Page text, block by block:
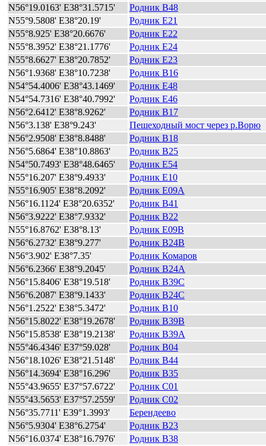
N56°19.0163' E38°31.5715'
Родник B48
N55°9.5808' E38°20.19'
Родник E21
N55°8.925' E38°20.6676'
Родник E22
N55°8.3952' E38°21.1776'
Родник E24
N55°8.6627' E38°20.7852'
Родник E23
N56°1.9368' E38°10.7238'
Родник B16
N54°54.4006' E38°43.1469'
Родник E48
N54°54.7316' E38°40.7992'
Родник E46
N56°2.6412' E38°8.9262'
Родник B17
N56°3.138' E38°9.243'
Пешеходный мост через р.Ворю
N56°2.9508' E38°8.8488'
Родник B18
N56°5.6864' E38°10.8863'
Родник B25
N54°50.7493' E38°48.6465'
Родник E54
N55°16.207' E38°9.4933'
Родник E10
N55°16.905' E38°8.2092'
Родник E09A
N56°16.1124' E38°20.6352'
Родник B41
N56°3.9222' E38°7.9332'
Родник B22
N55°16.8762' E38°8.13'
Родник E09B
N56°6.2732' E38°9.277'
Родник B24B
N56°3.902' E38°7.35'
Родник Комаров
N56°6.2366' E38°9.2045'
Родник B24A
N56°15.8406' E38°19.518'
Родник B39C
N56°6.2087' E38°9.1433'
Родник B24C
N56°1.2522' E38°5.3472'
Родник B10
N56°15.8022' E38°19.2678'
Родник B39B
N56°15.8538' E38°19.2138'
Родник B39A
N55°46.4346' E37°59.028'
Родник B04
N56°18.1026' E38°21.5148'
Родник B44
N56°14.3694' E38°16.296'
Родник B35
N55°43.9655' E37°57.6722'
Родник C01
N55°43.5653' E37°57.2559'
Родник C02
N56°35.7711' E39°1.3993'
Берендеево
N56°5.9304' E38°6.2754'
Родник B23
N56°16.0374' E38°16.7976'
Родник B38